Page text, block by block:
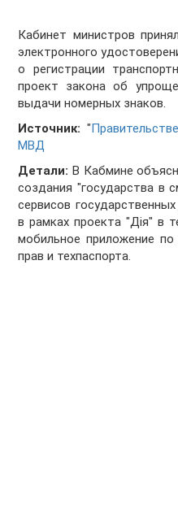
Кабинет министров
электронного
о регистрации
проект закона об
выдачи номерных знаков.
Источник: "
МВД
Детали: В Кабмине
создания "государства в
сервисов
в рамках проекта "Дія" в
мобильное приложение по
прав и техпаспорта.